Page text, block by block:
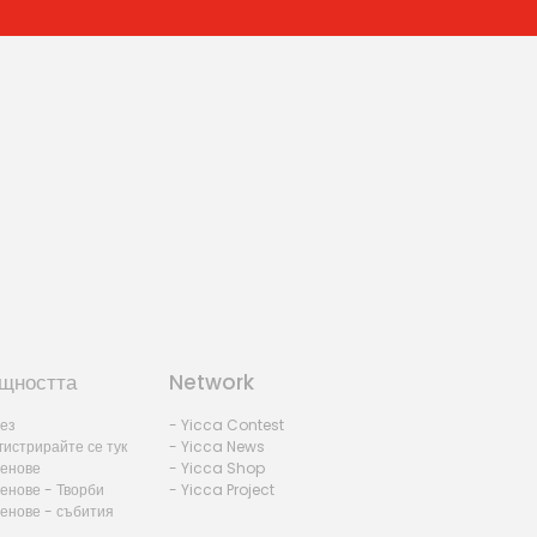
се тук
- Творби
- събития
Network
- Yicca Contest
- Yicca News
- Yicca Shop
- Yicca Project